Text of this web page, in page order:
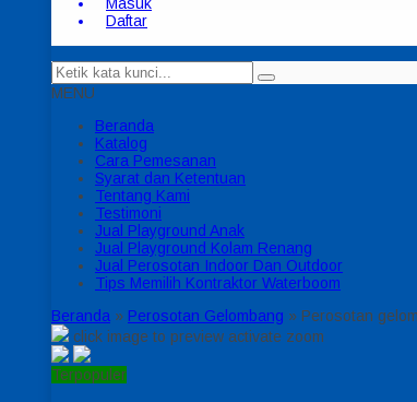
Daftar
MENU
Beranda
Katalog
Cara Pemesanan
Syarat dan Ketentuan
Tentang Kami
Testimoni
Jual Playground Anak
Jual Playground Kolam Renang
Jual Perosotan Indoor Dan Outdoor
Tips Memilih Kontraktor Waterboom
Beranda » Perosotan Gelombang » Perosotan
click image to preview activate zoom
Terpopuler